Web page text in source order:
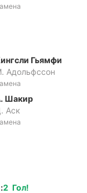
Гьямфи
Адольфссон
Шакир
Аск
Гол!
:2